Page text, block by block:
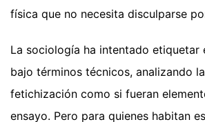
física que no necesita disculparse
La sociología ha intentado etiquetar
bajo términos técnicos, analizando
fetichización como si fueran
ensayo. Pero para quienes habitan